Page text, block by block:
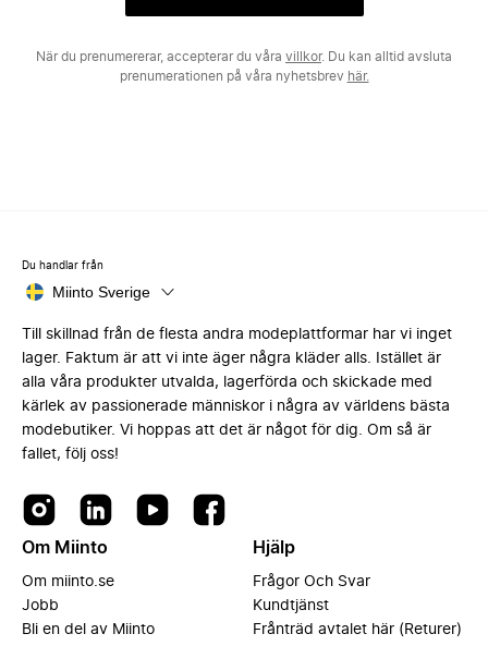
När du prenumererar, accepterar du våra villkor. Du kan alltid avsluta
prenumerationen på våra nyhetsbrev här.
Du handlar från
Miinto Sverige
Till skillnad från de flesta andra modeplattformar har vi inget
lager. Faktum är att vi inte äger några kläder alls. Istället är
alla våra produkter utvalda, lagerförda och skickade med
kärlek av passionerade människor i några av världens bästa
modebutiker. Vi hoppas att det är något för dig. Om så är
fallet, följ oss!
Om Miinto
Om miinto.se
Jobb
Bli en del av Miinto
Hjälp
Frågor Och Svar
Kundtjänst
Frånträd avtalet här (Returer)